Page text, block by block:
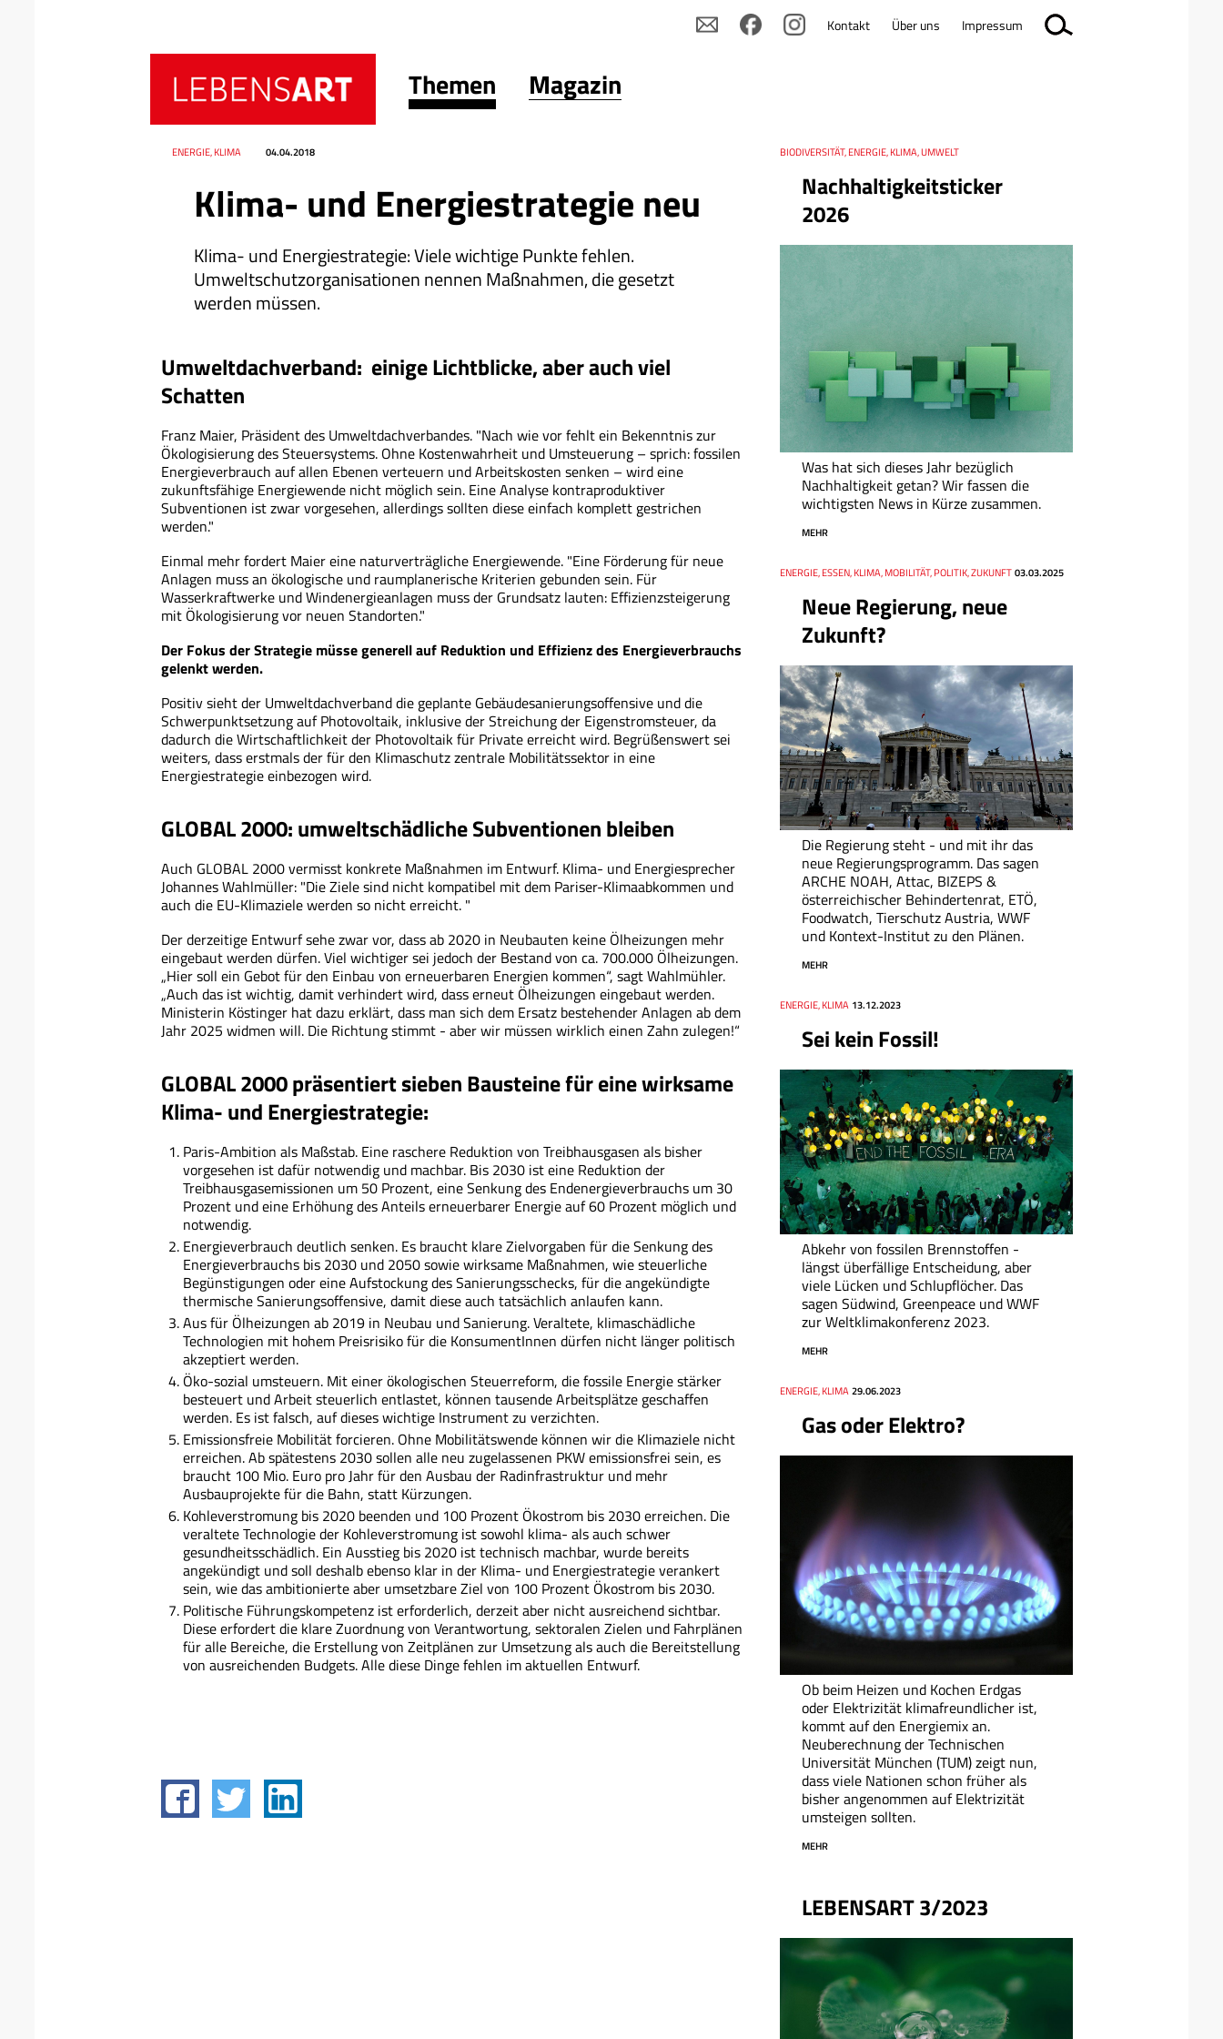
Themen Magazin
Klima- und Energiestrategie neu
Klima- und Energiestrategie: Viele wichtige Punkte fehlen.
Umweltschutzorganisationen nennen Maßnahmen, die gesetzt
werden müssen.
Datum 04.04.2018
RessortENERGIE, KLIMA
Umweltdachverband: einige Lichtblicke, aber auch viel
Schatten
Franz Maier, Präsident des Umweltdachverbandes. "Nach wie vor fehlt ein Bekenntnis zur
Ökologisierung des Steuersystems. Ohne Kostenwahrheit und Umsteuerung – sprich: fossilen
Energieverbrauch auf allen Ebenen verteuern und Arbeitskosten senken – wird eine
zukunftsfähige Energiewende nicht möglich sein. Eine Analyse kontraproduktiver
Subventionen ist zwar vorgesehen, allerdings sollten diese einfach komplett gestrichen
werden."
Einmal mehr fordert Maier eine naturverträgliche Energiewende. "Eine Förderung für neue
Anlagen muss an ökologische und raumplanerische Kriterien gebunden sein. Für
Wasserkraftwerke und Windenergieanlagen muss der Grundsatz lauten: Effizienzsteigerung
mit Ökologisierung vor neuen Standorten."
Der Fokus der Strategie müsse generell auf Reduktion und Effizienz des Energieverbrauchs
gelenkt werden.
Positiv sieht der Umweltdachverband die geplante Gebäudesanierungsoffensive und die
Schwerpunktsetzung auf Photovoltaik, inklusive der Streichung der Eigenstromsteuer, da
dadurch die Wirtschaftlichkeit der Photovoltaik für Private erreicht wird. Begrüßenswert sei
weiters, dass erstmals der für den Klimaschutz zentrale Mobilitätssektor in eine
Energiestrategie einbezogen wird.
GLOBAL 2000: umweltschädliche Subventionen bleiben
Auch GLOBAL 2000 vermisst konkrete Maßnahmen im Entwurf. Klima- und Energiesprecher
Johannes Wahlmüller: "Die Ziele sind nicht kompatibel mit dem Pariser-Klimaabkommen und
auch die EU-Klimaziele werden so nicht erreicht. "
Der derzeitige Entwurf sehe zwar vor, dass ab 2020 in Neubauten keine Ölheizungen mehr
eingebaut werden dürfen. Viel wichtiger sei jedoch der Bestand von ca. 700.000 Ölheizungen.
„Hier soll ein Gebot für den Einbau von erneuerbaren Energien kommen“, sagt Wahlmühler.
„Auch das ist wichtig, damit verhindert wird, dass erneut Ölheizungen eingebaut werden.
Ministerin Köstinger hat dazu erklärt, dass man sich dem Ersatz bestehender Anlagen ab dem
Jahr 2025 widmen will. Die Richtung stimmt - aber wir müssen wirklich einen Zahn zulegen!“
GLOBAL 2000 präsentiert sieben Bausteine für eine wirksame
Klima- und Energiestrategie:
Paris-Ambition als Maßstab. Eine raschere Reduktion von Treibhausgasen als bisher
vorgesehen ist dafür notwendig und machbar. Bis 2030 ist eine Reduktion der
Treibhausgasemissionen um 50 Prozent, eine Senkung des Endenergieverbrauchs um 30
Prozent und eine Erhöhung des Anteils erneuerbarer Energie auf 60 Prozent möglich und
notwendig.
Energieverbrauch deutlich senken. Es braucht klare Zielvorgaben für die Senkung des
Energieverbrauchs bis 2030 und 2050 sowie wirksame Maßnahmen, wie steuerliche
Begünstigungen oder eine Aufstockung des Sanierungsschecks, für die angekündigte
thermische Sanierungsoffensive, damit diese auch tatsächlich anlaufen kann.
Aus für Ölheizungen ab 2019 in Neubau und Sanierung. Veraltete, klimaschädliche
Technologien mit hohem Preisrisiko für die KonsumentInnen dürfen nicht länger politisch
akzeptiert werden.
Öko-sozial umsteuern. Mit einer ökologischen Steuerreform, die fossile Energie stärker
besteuert und Arbeit steuerlich entlastet, können tausende Arbeitsplätze geschaffen
werden. Es ist falsch, auf dieses wichtige Instrument zu verzichten.
Emissionsfreie Mobilität forcieren. Ohne Mobilitätswende können wir die Klimaziele nicht
erreichen. Ab spätestens 2030 sollen alle neu zugelassenen PKW emissionsfrei sein, es
braucht 100 Mio. Euro pro Jahr für den Ausbau der Radinfrastruktur und mehr
Ausbauprojekte für die Bahn, statt Kürzungen.
Kohleverstromung bis 2020 beenden und 100 Prozent Ökostrom bis 2030 erreichen. Die
veraltete Technologie der Kohleverstromung ist sowohl klima- als auch schwer
gesundheitsschädlich. Ein Ausstieg bis 2020 ist technisch machbar, wurde bereits
angekündigt und soll deshalb ebenso klar in der Klima- und Energiestrategie verankert
sein, wie das ambitionierte aber umsetzbare Ziel von 100 Prozent Ökostrom bis 2030.
Politische Führungskompetenz ist erforderlich, derzeit aber nicht ausreichend sichtbar.
Diese erfordert die klare Zuordnung von Verantwortung, sektoralen Zielen und Fahrplänen
für alle Bereiche, die Erstellung von Zeitplänen zur Umsetzung als auch die Bereitstellung
von ausreichenden Budgets. Alle diese Dinge fehlen im aktuellen Entwurf.
Nachhaltigkeitsticker
2026
Thema
BIODIVERSITÄT, ENERGIE, KLIMA, UMWELT
Was hat sich dieses Jahr bezüglich
Nachhaltigkeit getan? Wir fassen die
wichtigsten News in Kürze zusammen.
MEHR
Neue Regierung, neue
Zukunft?
Thema
ENERGIE, ESSEN, KLIMA, MOBILITÄT, POLITIK, ZUKUNFT
Datum 03.03.2025
Die Regierung steht - und mit ihr das
neue Regierungsprogramm. Das sagen
ARCHE NOAH, Attac, BIZEPS &
österreichischer Behindertenrat, ETÖ,
Foodwatch, Tierschutz Austria, WWF
und Kontext-Institut zu den Plänen.
MEHR
Sei kein Fossil!
Thema
ENERGIE, KLIMA
Datum 13.12.2023
Abkehr von fossilen Brennstoffen -
längst überfällige Entscheidung, aber
viele Lücken und Schlupflöcher. Das
sagen Südwind, Greenpeace und WWF
zur Weltklimakonferenz 2023.
MEHR
Gas oder Elektro?
Thema
ENERGIE, KLIMA
Datum 29.06.2023
Ob beim Heizen und Kochen Erdgas
oder Elektrizität klimafreundlicher ist,
kommt auf den Energiemix an.
Neuberechnung der Technischen
Universität München (TUM) zeigt nun,
dass viele Nationen schon früher als
bisher angenommen auf Elektrizität
umsteigen sollten.
MEHR
LEBENSART 3/2023
Kontakt Über uns Impressum